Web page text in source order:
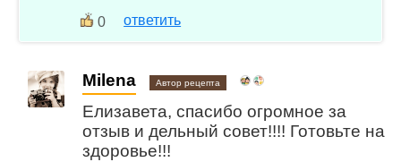
0 ответить
Milena Автор рецепта
Елизавета, спасибо огромное за
отзыв и дельный совет!!!! Готовьте на
здоровье!!!